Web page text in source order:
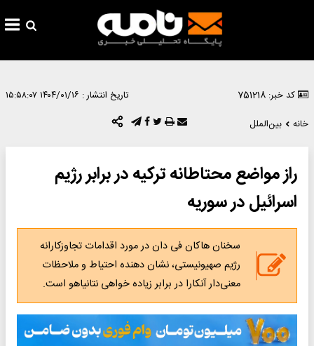
کد خبر: 751218 تاریخ انتشار : ۱۴۰۴/۰۱/۱۶ ۱۵:۵۸:۰۷
خانه
بین‌الملل
راز مواضع محتاطانه ترکیه در برابر رژیم
اسرائیل در سوریه
سخنان هاکان فی دان در مورد اقدامات تجاوزکارانه
رژیم صهیونیستی، نشان دهنده احتیاط و ملاحظات
معنی‌دار آنکارا در برابر زیاده خواهی نتانیاهو است.